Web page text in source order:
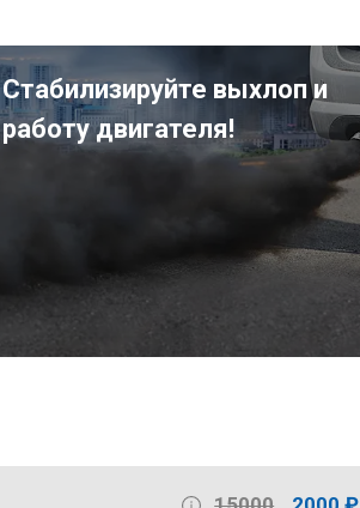
Стабилизируйте выхлоп и
работу двигателя!